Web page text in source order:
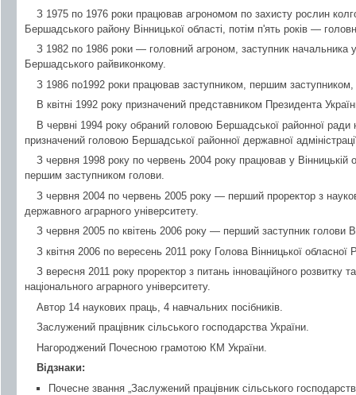
З 1975 по 1976 роки працював агрономом по захисту рослин
Бершадського району Вінницької області, потім п'ять років —
З 1982 по 1986 роки — головний агроном, заступник начальника
Бершадського райвиконкому.
З 1986 по1992 роки працював заступником, першим
В квітні 1992 року призначений представником Президента
В червні 1994 року обраний головою Бершадської районної ради
призначений головою Бершадської районної державної
З червня 1998 року по червень 2004 року працював у Вінницькій
першим заступником голови.
З червня 2004 по червень 2005 року — перший проректор з
державного аграрного університету.
З червня 2005 по квітень 2006 року — перший заступник голови
З квітня 2006 по вересень 2011 року Голова Вінницької обласної
З вересня 2011 року проректор з питань інноваційного розвитку
національного аграрного університету.
Автор 14 наукових праць, 4 навчальних посібників.
Заслужений працівник сільського господарства України.
Нагороджений Почесною грамотою КМ України.
Відзнаки:
Почесне звання „Заслужений працівник сільського